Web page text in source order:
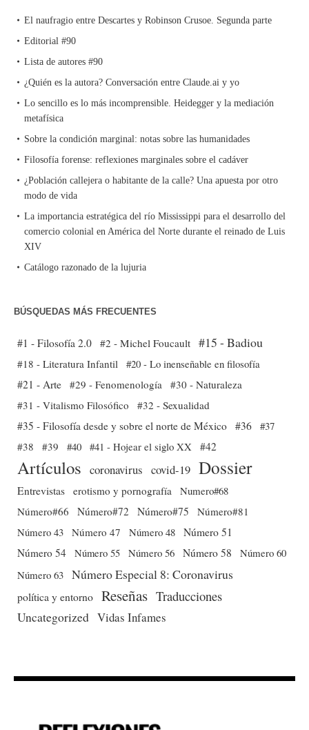
El naufragio entre Descartes y Robinson Crusoe. Segunda parte
Editorial #90
Lista de autores #90
¿Quién es la autora? Conversación entre Claude.ai y yo
Lo sencillo es lo más incomprensible. Heidegger y la mediación
metafísica
Sobre la condición marginal: notas sobre las humanidades
Filosofía forense: reflexiones marginales sobre el cadáver
¿Población callejera o habitante de la calle? Una apuesta por otro
modo de vida
La importancia estratégica del río Mississippi para el desarrollo del
comercio colonial en América del Norte durante el reinado de Luis
XIV
Catálogo razonado de la lujuria
BÚSQUEDAS MÁS FRECUENTES
#1 - Filosofía 2.0 #2 - Michel Foucault #15 - Badiou
#18 - Literatura Infantil #20 - Lo inenseñable en filosofía
#21 - Arte #29 - Fenomenología #30 - Naturaleza
#31 - Vitalismo Filosófico
#32 - Sexualidad
#35 - Filosofía desde y sobre el norte de México #36 #37
#38
#39 #40 #41 - Hojear el siglo XX #42
Artículos coronavirus covid-19 Dossier
Entrevistas erotismo y pornografía Numero#68
Número#66
Número#72 Número#75
Número#81
Número 43 Número 47 Número 48 Número 51
Número 54 Número 55 Número 56 Número 58
Número 60
Número 63 Número Especial 8: Coronavirus
política y entorno Reseñas Traducciones
Uncategorized Vidas Infames